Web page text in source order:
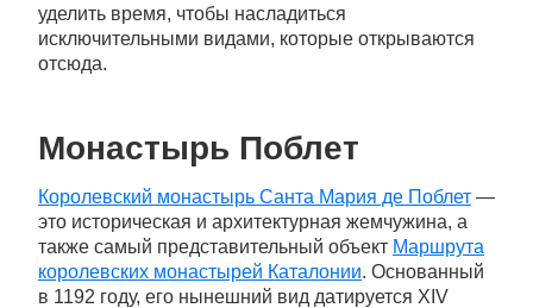
уделить время, чтобы насладиться
исключительными видами, которые открываются
отсюда.
Монастырь Поблет
Королевский монастырь Санта Мария де Поблет —
это историческая и архитектурная жемчужина, а
также самый представительный объект Маршрута
королевских монастырей Каталонии. Основанный
в 1192 году, его нынешний вид датируется XIV